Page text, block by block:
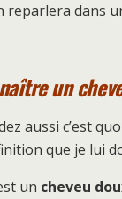
reparlera dans
un
aussi c’est
que je lui
un cheveu